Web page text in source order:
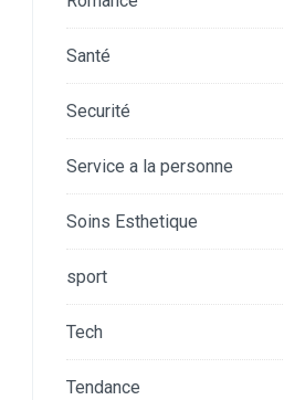
Santé
Securité
Service a la personne
Soins Esthetique
sport
Tech
Tendance